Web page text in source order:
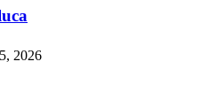
2026